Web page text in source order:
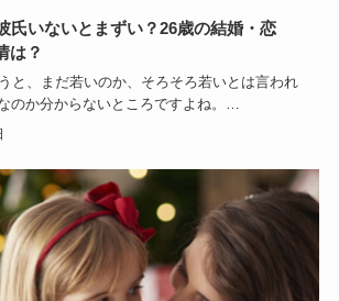
氏いないとまずい？26歳の結婚・恋
は？
と、まだ若いのか、そろそろ若いとは言われ
のか分からないところですよね。
思え…